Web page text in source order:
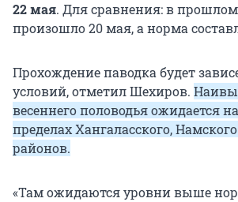
22 мая. Для сравнения: в прошлом
произошло 20 мая, а норма
Прохождение паводка будет
условий, отметил Шехиров.
весеннего половодья ожидается
пределах Хангаласского,
районов.
«Там ожидаются уровни выше